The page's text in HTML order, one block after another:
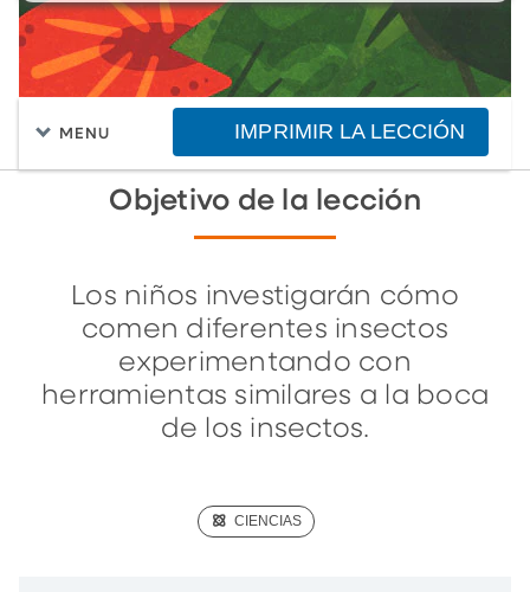
MENU IMPRIMIR LA LECCIÓN
Objetivo de la lección
Los niños investigarán cómo
comen diferentes insectos
experimentando con
herramientas similares a la boca
de los insectos.
(SCIENCE)
CIENCIAS